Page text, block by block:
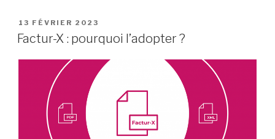
PUBLIÉ
LE
13 FÉVRIER 2023
Factur-X : pourquoi l’adopter ?